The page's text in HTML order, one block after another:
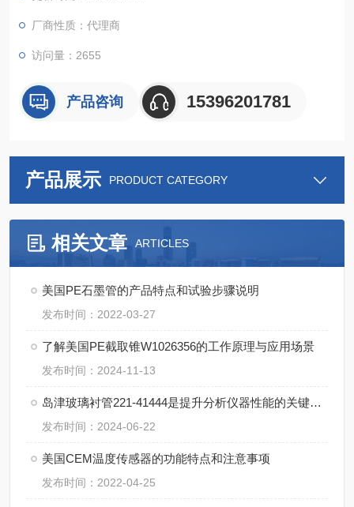
厂商性质：代理商
访问量：2655
产品咨询 15396201781
产品展示 PRODUCT CATEGORY
相关文章 ARTICLES
美国PE石墨管的产品特点和试验步骤说明
发布时间：2022-03-27
了解美国PE截取锥W1026356的工作原理与应用场景
发布时间：2024-11-13
岛津玻璃衬管221-41444是提升分析仪器性能的关键组件
发布时间：2024-06-22
美国CEM温度传感器的功能特点和注意事项
发布时间：2022-04-25